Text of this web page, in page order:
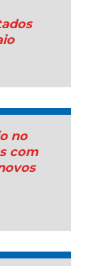
no
com